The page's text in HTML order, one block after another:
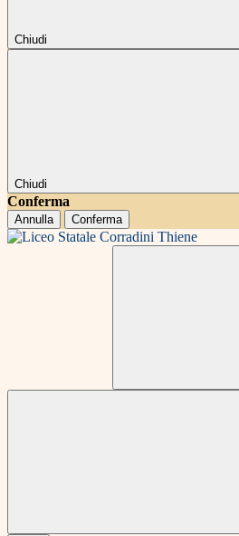
Chiudi
Chiudi
Conferma
Annulla Conferma